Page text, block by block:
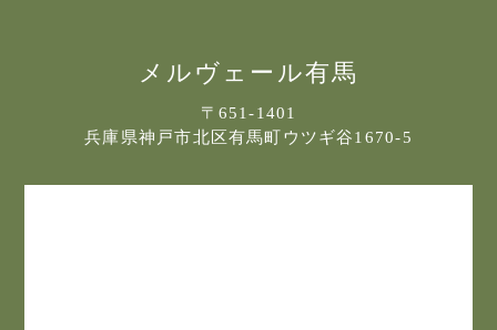
サイトマップ
メルヴェール有馬
〒651-1401
兵庫県神戸市北区有馬町ウツギ谷1670-5